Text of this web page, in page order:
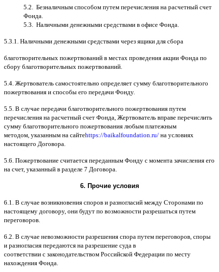
5.2. Безналичным способом путем перечисления на расчетный счет
Фонда
5.3. Наличными денежными средствами в офисе Фонда
5.3.1. Наличными денежными средствами через ящики для сбора
благотворительных пожертвований в местах проведения акции Фонда по
сбору благотворительных пожертвований
5.4. Жертвователь самостоятельно определяет сумму благотворительного
пожертвования и способы его передачи Фонду.
5.5. B случае передачи благотворительного пожертвования путем
перечисления на расчетный счет Фонда Жертвователь вправе перечислить
сумму благотворительного пожертвования любым платежным
методом указанным на сайтеhttps://baikalfoundation.ru/ на условиях
настоящего Договора
5.6. Пожертвование считается переданным Фонду с момента зачисления его
на счет, указанный в разделе 7 Договора
6. Прочие условия
6.1. B случае возникновения споров и разногласий между Сторонами по
настоящему договору, они будут по возможности разрешаться путем
переговоров
6.2. B случае невозможности разрешения спора путем переговоров споры
и разногласия передаются на разрешение суда в
соответствии c законодательством Российской Федерации по месту
нахождения Фонда